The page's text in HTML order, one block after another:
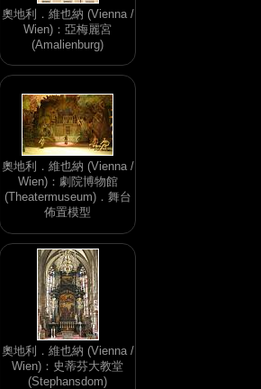
奧地利．維也納 (Vienna /
Wien)：亞梅麗宮
(Amalienburg)
奧地利．維也納 (Vienna /
Wien)：劇院博物館
(Theatermuseum)．舞台
佈置模型
奧地利．維也納 (Vienna /
Wien)：史蒂芬大教堂
(Stephansdom)